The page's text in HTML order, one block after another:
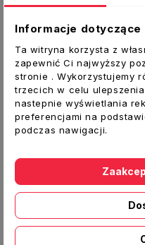
Kolano pionowe D/
Kolano pionowe
kanałów w ułożeniu
stopni. Kolano typu
do środka). Łatwy
specjalistycznych
wymaga spoiwa np.
Inne produkty w tej
Informacje
Ta witryna korzysta z
zapewnić Ci najwyższy
stronie . Wykorzystujemy
trzecich w celu
nastepnie wyświetlania
preferencjami na
podczas nawigacji.